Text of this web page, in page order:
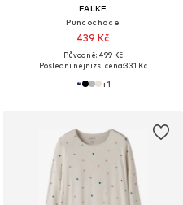
FALKE
Punčocháče
439 Kč
Původně: 499 Kč
Poslední nejnižší cena:331 Kč
+1